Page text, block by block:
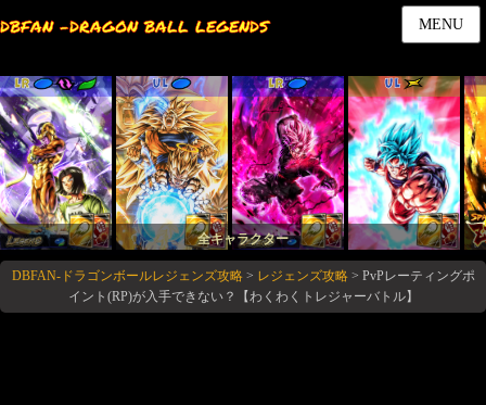
DBFAN -DRAGON BALL LEGENDS MENU
LR UL LR UL
全キャラクター
DBFAN-ドラゴンボールレジェンズ攻略> レジェンズ攻略> PvPレーティングポ
イント(RP)が入手できない？【わくわくトレジャーバトル】